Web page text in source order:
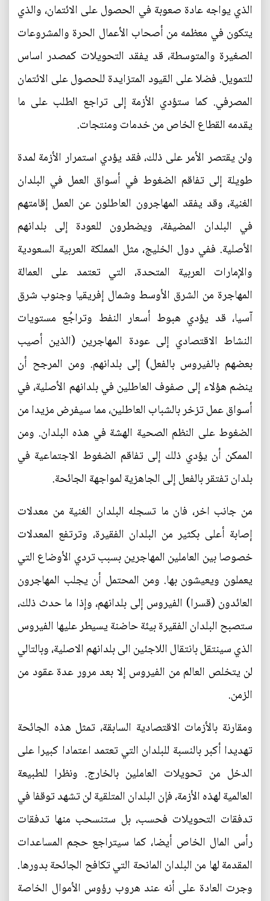
الذي يواجه عادة صعوبة في الحصول على الائتمان، والذي
يتكون في معظمه من أصحاب الأعمال الحرة والمشروعات
الصغيرة والمتوسطة، قد يفقد التحويلات كمصدر اساس
للتمويل. فضلا على القيود المتزايدة للحصول على الائتمان
المصرفي. كما ستؤدي الأزمة إلى تراجع الطلب على ما
يقدمه القطاع الخاص من خدمات ومنتجات.
ولن يقتصر الأمر على ذلك، فقد يؤدي استمرار الأزمة لمدة
طويلة إلى تفاقم الضغوط في أسواق العمل في البلدان
الغنية، وقد يفقد المهاجرون العاطلون عن العمل إقامتهم
في البلدان المضيفة، ويضطرون للعودة إلى بلدانهم
الأصلية. ففي دول الخليج، مثل المملكة العربية السعودية
والإمارات العربية المتحدة، التي تعتمد على العمالة
المهاجرة من الشرق الأوسط وشمال إفريقيا وجنوب شرق
آسيا، قد يؤدي هبوط أسعار النفط وتراجُع مستويات
النشاط الاقتصادي إلى عودة المهاجرين (الذين أصيب
بعضهم بالفيروس بالفعل) إلى بلدانهم. ومن المرجح أن
ينضم هؤلاء إلى صفوف العاطلين في بلدانهم الأصلية، في
أسواق عمل تزخر بالشباب العاطلين، مما سيفرض مزيدا من
الضغوط على النظم الصحية الهشة في هذه البلدان. ومن
الممكن أن يؤدي ذلك إلى تفاقم الضغوط الاجتماعية في
بلدان تفتقر بالفعل إلى الجاهزية لمواجهة الجائحة.
من جانب اخر، فان ما تسجله البلدان الغنية من معدلات
إصابة أعلى بكثير من البلدان الفقيرة، وترتفع المعدلات
خصوصا بين العاملين المهاجرين بسبب تردي الأوضاع التي
يعملون ويعيشون بها. ومن المحتمل أن يجلب المهاجرون
العائدون (قسرا) الفيروس إلى بلدانهم، وإذا ما حدث ذلك،
ستصبح البلدان الفقيرة بيئة حاضنة يسيطر عليها الفيروس
الذي سينتقل بانتقال اللاجئين الى بلدانهم الاصلية، وبالتالي
لن يتخلص العالم من الفيروس إلا بعد مرور عدة عقود من
الزمن.
ومقارنة بالأزمات الاقتصادية السابقة، تمثل هذه الجائحة
تهديدا أكبر بالنسبة للبلدان التي تعتمد اعتمادا كبيرا على
الدخل من تحويلات العاملين بالخارج. ونظرا للطبيعة
العالمية لهذه الأزمة، فإن البلدان المتلقية لن تشهد توقفا في
تدفقات التحويلات فحسب، بل ستنسحب منها تدفقات
رأس المال الخاص أيضا، كما سيتراجع حجم المساعدات
المقدمة لها من البلدان المانحة التي تكافح الجائحة بدورها.
وجرت العادة على أنه عند هروب رؤوس الأموال الخاصة